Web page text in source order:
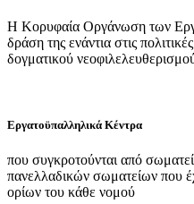
Η Κορυφαία Οργάνωση των
δράση της ενάντια στις
δογματικού
Εργατοϋπαλληλικά Κέντρα
που συγκροτούνται από
πανελλαδικών σωματείων που
ορίων του κάθε νομού